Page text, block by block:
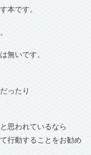
本です。
無いです。
ったり
思われているなら
行動することをお勧め